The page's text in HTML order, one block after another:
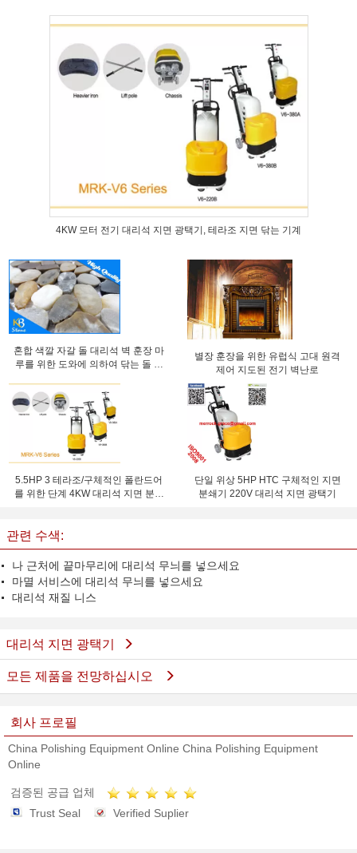
4KW 모터 전기 대리석 지면 광택기, 테라조 지면 닦는 기계
혼합 색깔 자갈 돌 대리석 벽 훈장 마
루를 위한 도와에 의하여 닦는 돌 모
별장 훈장을 위한 유럽식 고대 원격
제어 지도된 전기 벽난로
5.5HP 3 테라조/구체적인 폴란드어
를 위한 단계 4KW 대리석 지면 분쇄
단일 위상 5HP HTC 구체적인 지면
분쇄기 220V 대리석 지면 광택기
관련 수색:
나 근처에 끝마무리에 대리석 무늬를 넣으세요
마멸 서비스에 대리석 무늬를 넣으세요
대리석 재질 니스
대리석 지면 광택기
모든 제품을 전망하십시오
회사 프로필
China Polishing Equipment Online China Polishing Equipment
Online
검증된 공급 업체
Trust Seal
Verified Suplier